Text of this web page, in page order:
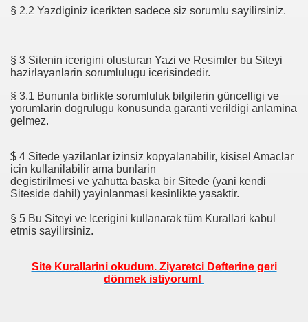
§ 2.2 Yazdiginiz icerikten sadece siz sorumlu sayilirsiniz.
§ 3 Sitenin icerigini olusturan Yazi ve Resimler bu Siteyi
hazirlayanlarin sorumlulugu icerisindedir.
§ 3.1 Bununla birlikte sorumluluk bilgilerin güncelligi ve
yorumlarin dogrulugu konusunda garanti verildigi anlamina
gelmez.
$ 4 Sitede yazilanlar izinsiz kopyalanabilir, kisisel Amaclar
icin kullanilabilir ama bunlarin
degistirilmesi ve yahutta baska bir Sitede (yani kendi
Siteside dahil) yayinlanmasi kesinlikte yasaktir.
§ 5 Bu Siteyi ve Icerigini kullanarak tüm Kurallari kabul
etmis sayilirsiniz.
Site Kurallarini okudum. Ziyaretci Defterine geri
dönmek istiyorum!